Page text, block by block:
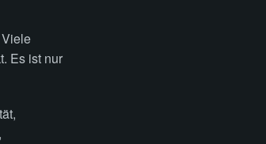
Es ist nur